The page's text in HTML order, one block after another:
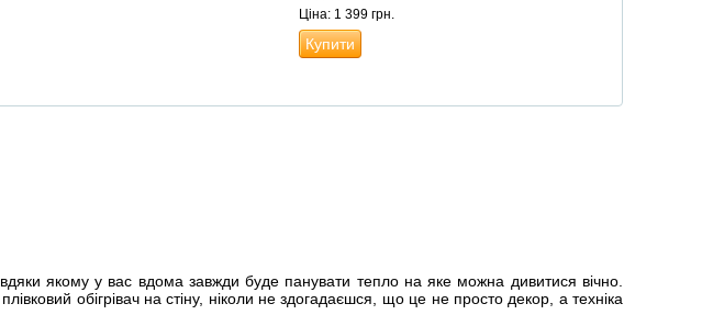
Ціна: 1 399 грн.
Купити
якому у вас вдома завжди буде панувати тепло на яке можна дивитися вічно.
обігрівач на стіну, ніколи не здогадаєшся, що це не просто декор, а техніка